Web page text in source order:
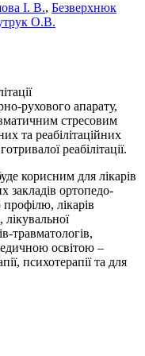
І. В., Безверхнюк
О.В.
рухового апарату,
стресовим
та реабілітаційних
реабілітації.
корисним для лікарів
закладів ортопедо-
лікарів
лікувальної
травматологів,
освітою –
психотерапії та для